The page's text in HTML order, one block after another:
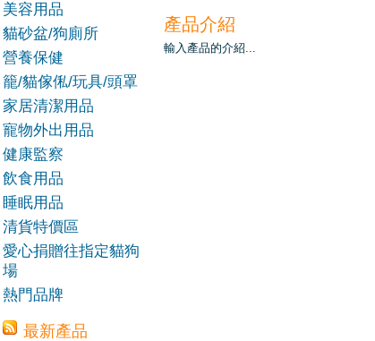
美容用品
貓砂盆/狗廁所
營養保健
籠/貓傢俬/玩具/頭罩
家居清潔用品
寵物外出用品
健康監察
飲食用品
睡眠用品
清貨特價區
愛心捐贈往指定貓狗
場
熱門品牌
最新產品
Harlow Blend HB 楓葉
無穀物慕絲罐 008 鮪魚
和山羊奶 80g (幼貓/康
復貓/增重/副食罐)
[HB008]
$14.00
添加到購物車
產品介紹
輸入產品的介紹...